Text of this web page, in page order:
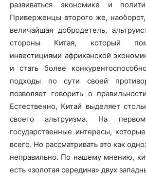
развиваться экономике и
Приверженцы второго же, наоборот,
величайшая добродетель,
стороны Китая, который
инвестициями африканской
и стать более
подходы по сути своей
позволяет говорить о
Естественно, Китай выделяет
своего альтруизма. На
государственные интересы,
всего. Но рассматривать это как
неправильно. По нашему мнению,
есть «золотая середина» двух